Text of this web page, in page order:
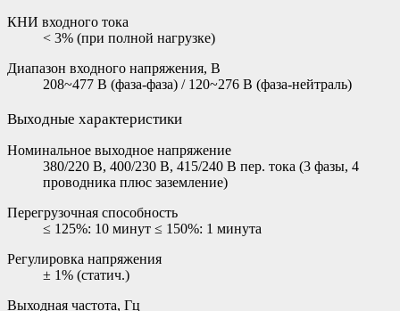
КНИ входного тока
< 3% (при полной нагрузке)
Диапазон входного напряжения, В
208~477 В (фаза-фаза) / 120~276 В (фаза-нейтраль)
Выходные характеристики
Номинальное выходное напряжение
380/220 В, 400/230 В, 415/240 В пер. тока (3 фазы, 4
проводника плюс заземление)
Перегрузочная способность
≤ 125%: 10 минут ≤ 150%: 1 минута
Регулировка напряжения
± 1% (статич.)
Выходная частота, Гц